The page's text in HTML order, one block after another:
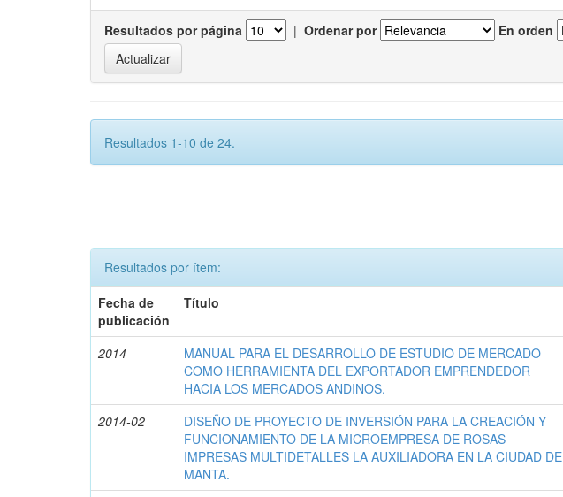
Resultados por página | Ordenar por En orden
Resultados 1-10 de 24.
Resultados por ítem:
Fecha de
publicación
Título
2014
MANUAL PARA EL DESARROLLO DE ESTUDIO DE MERCADO
COMO HERRAMIENTA DEL EXPORTADOR EMPRENDEDOR
HACIA LOS MERCADOS ANDINOS.
2014-02
DISEÑO DE PROYECTO DE INVERSIÓN PARA LA CREACIÓN Y
FUNCIONAMIENTO DE LA MICROEMPRESA DE ROSAS
IMPRESAS MULTIDETALLES LA AUXILIADORA EN LA CIUDAD DE
MANTA.